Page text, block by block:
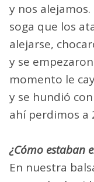
y nos
soga que los
alejarse,
y se
momento le
y se hundió
ahí perdimos a
¿Cómo estaban
En nuestra